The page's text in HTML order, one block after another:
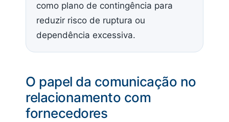
como plano de contingência para
reduzir risco de ruptura ou
dependência excessiva.
O papel da comunicação no
relacionamento com
fornecedores